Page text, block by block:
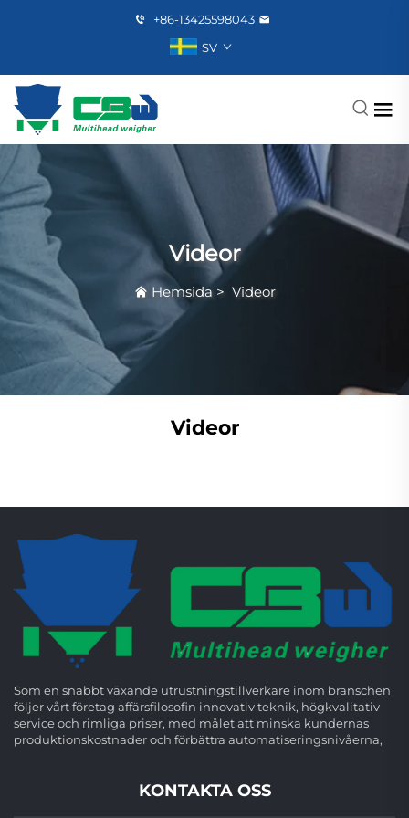
+86-13425598043
SV
Videor
Hemsida > Videor
Videor
Som en snabbt växande utrustningstillverkare inom branschen
följer vårt företag affärsfilosofin innovativ teknik, högkvalitativ
service och rimliga priser, med målet att minska kundernas
produktionskostnader och förbättra automatiseringsnivåerna,
KONTAKTA OSS